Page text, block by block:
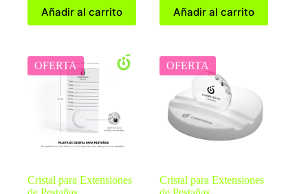
original
era:
actual
es:
Añadir al carrito
era:
S/12.00.
es:
S/9.00.
Añadir al carrito
OFERTA
Cristal para Extensiones
OFERTA
Cristal para Extensiones